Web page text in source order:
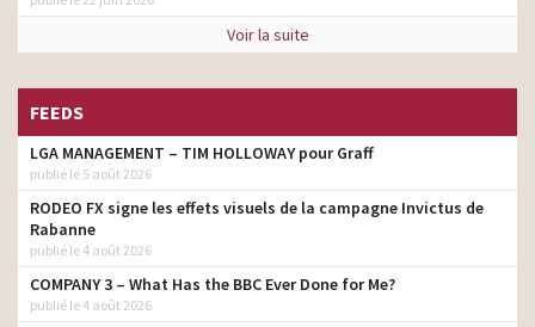
Voir la suite
FEEDS
LGA MANAGEMENT – TIM HOLLOWAY pour Graff
publié le 5 août 2026
RODEO FX signe les effets visuels de la campagne Invictus de
Rabanne
publié le 4 août 2026
COMPANY 3 – What Has the BBC Ever Done for Me?
publié le 4 août 2026